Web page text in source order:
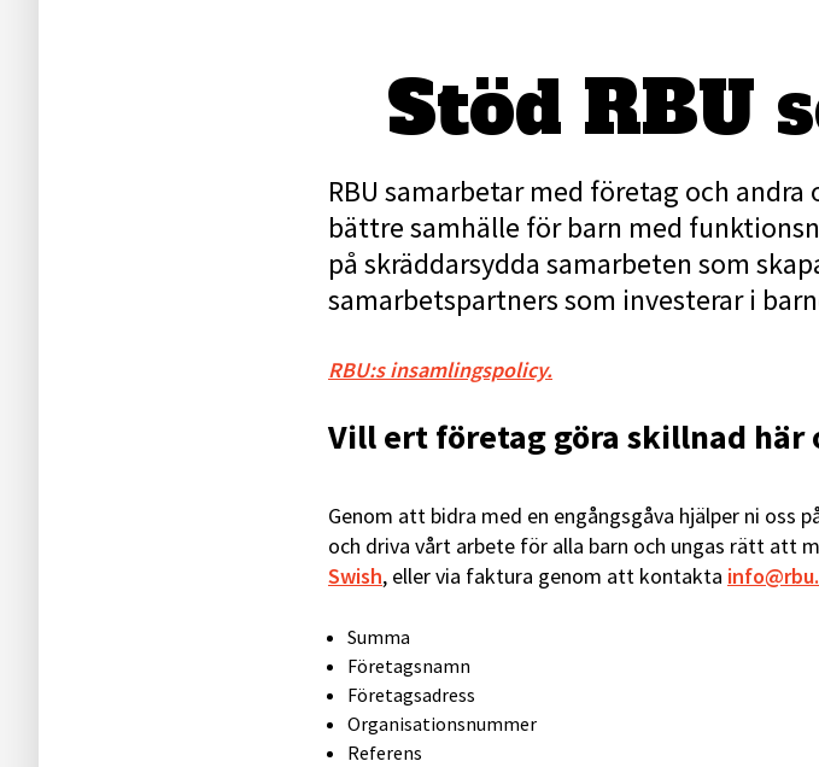
Stöd RBU
RBU samarbetar med företag och
bättre samhälle för barn med
på skräddarsydda samarbeten som
samarbetspartners som investerar i
RBU:s insamlingspolicy.
Vill ert företag göra skillnad här
Genom att bidra med en engångsgåva hjälper ni
och driva vårt arbete för alla barn och ungas rätt att
Swish, eller via faktura genom att kontakta
Summa
Företagsnamn
Företagsadress
Organisationsnummer
Referens